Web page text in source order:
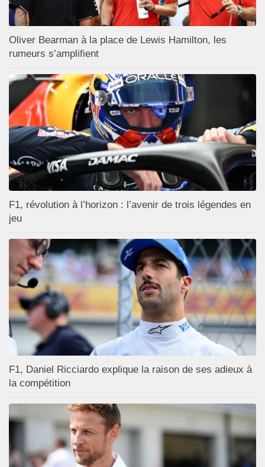
Oliver Bearman à la place de Lewis Hamilton, les
rumeurs s’amplifient
F1, révolution à l’horizon : l’avenir de trois légendes en
jeu
F1, Daniel Ricciardo explique la raison de ses adieux à
la compétition